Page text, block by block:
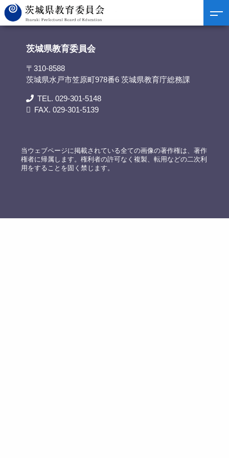
茨城県教育委員会>担当部署>私学振興室
茨城県教育委員会
〒310-8588
茨城県水戸市笠原町978番6 茨城県教育庁総務課
TEL. 029-301-5148
FAX. 029-301-5139
当ウェブページに掲載されている全ての画像の著作権は、著作
権者に帰属します。権利者の許可なく複製、転用などの二次利
用をすることを固く禁じます。